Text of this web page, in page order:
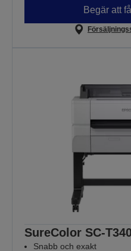
Begär att
SureColor SC-
Snabb och exakt